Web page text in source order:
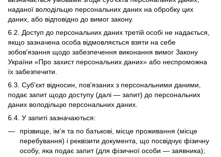
наданої володільцю персональних даних на обробку цих
даних, або відповідно до вимог закону.
6.2. Доступ до персональних даних третій особі не надається,
якщо зазначена особа відмовляється взяти на себе
зобов'язання щодо забезпечення виконання вимог Закону
України «Про захист персональних даних» або неспроможна
їх забезпечити.
6.3. Суб'єкт відносин, пов'язаних з персональними даними,
подає запит щодо доступу (далі — запит) до персональних
даних володільцю персональних даних.
6.4. У запиті зазначаються:
прізвище, ім'я та по батькові, місце проживання (місце
перебування) і реквізити документа, що посвідчує фізичну
особу, яка подає запит (для фізичної особи — заявника);